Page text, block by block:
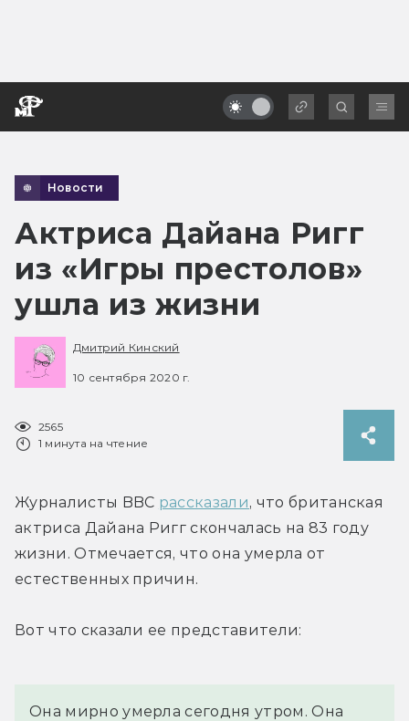
Новости
Актриса Дайана Ригг
из «Игры престолов»
ушла из жизни
Дмитрий Кинский
10 сентября 2020 г.
2565
1 минута на чтение
Журналисты BBC рассказали, что британская
актриса Дайана Ригг скончалась на 83 году
жизни. Отмечается, что она умерла от
естественных причин.
Вот что сказали ее представители:
Она мирно умерла сегодня утром. Она